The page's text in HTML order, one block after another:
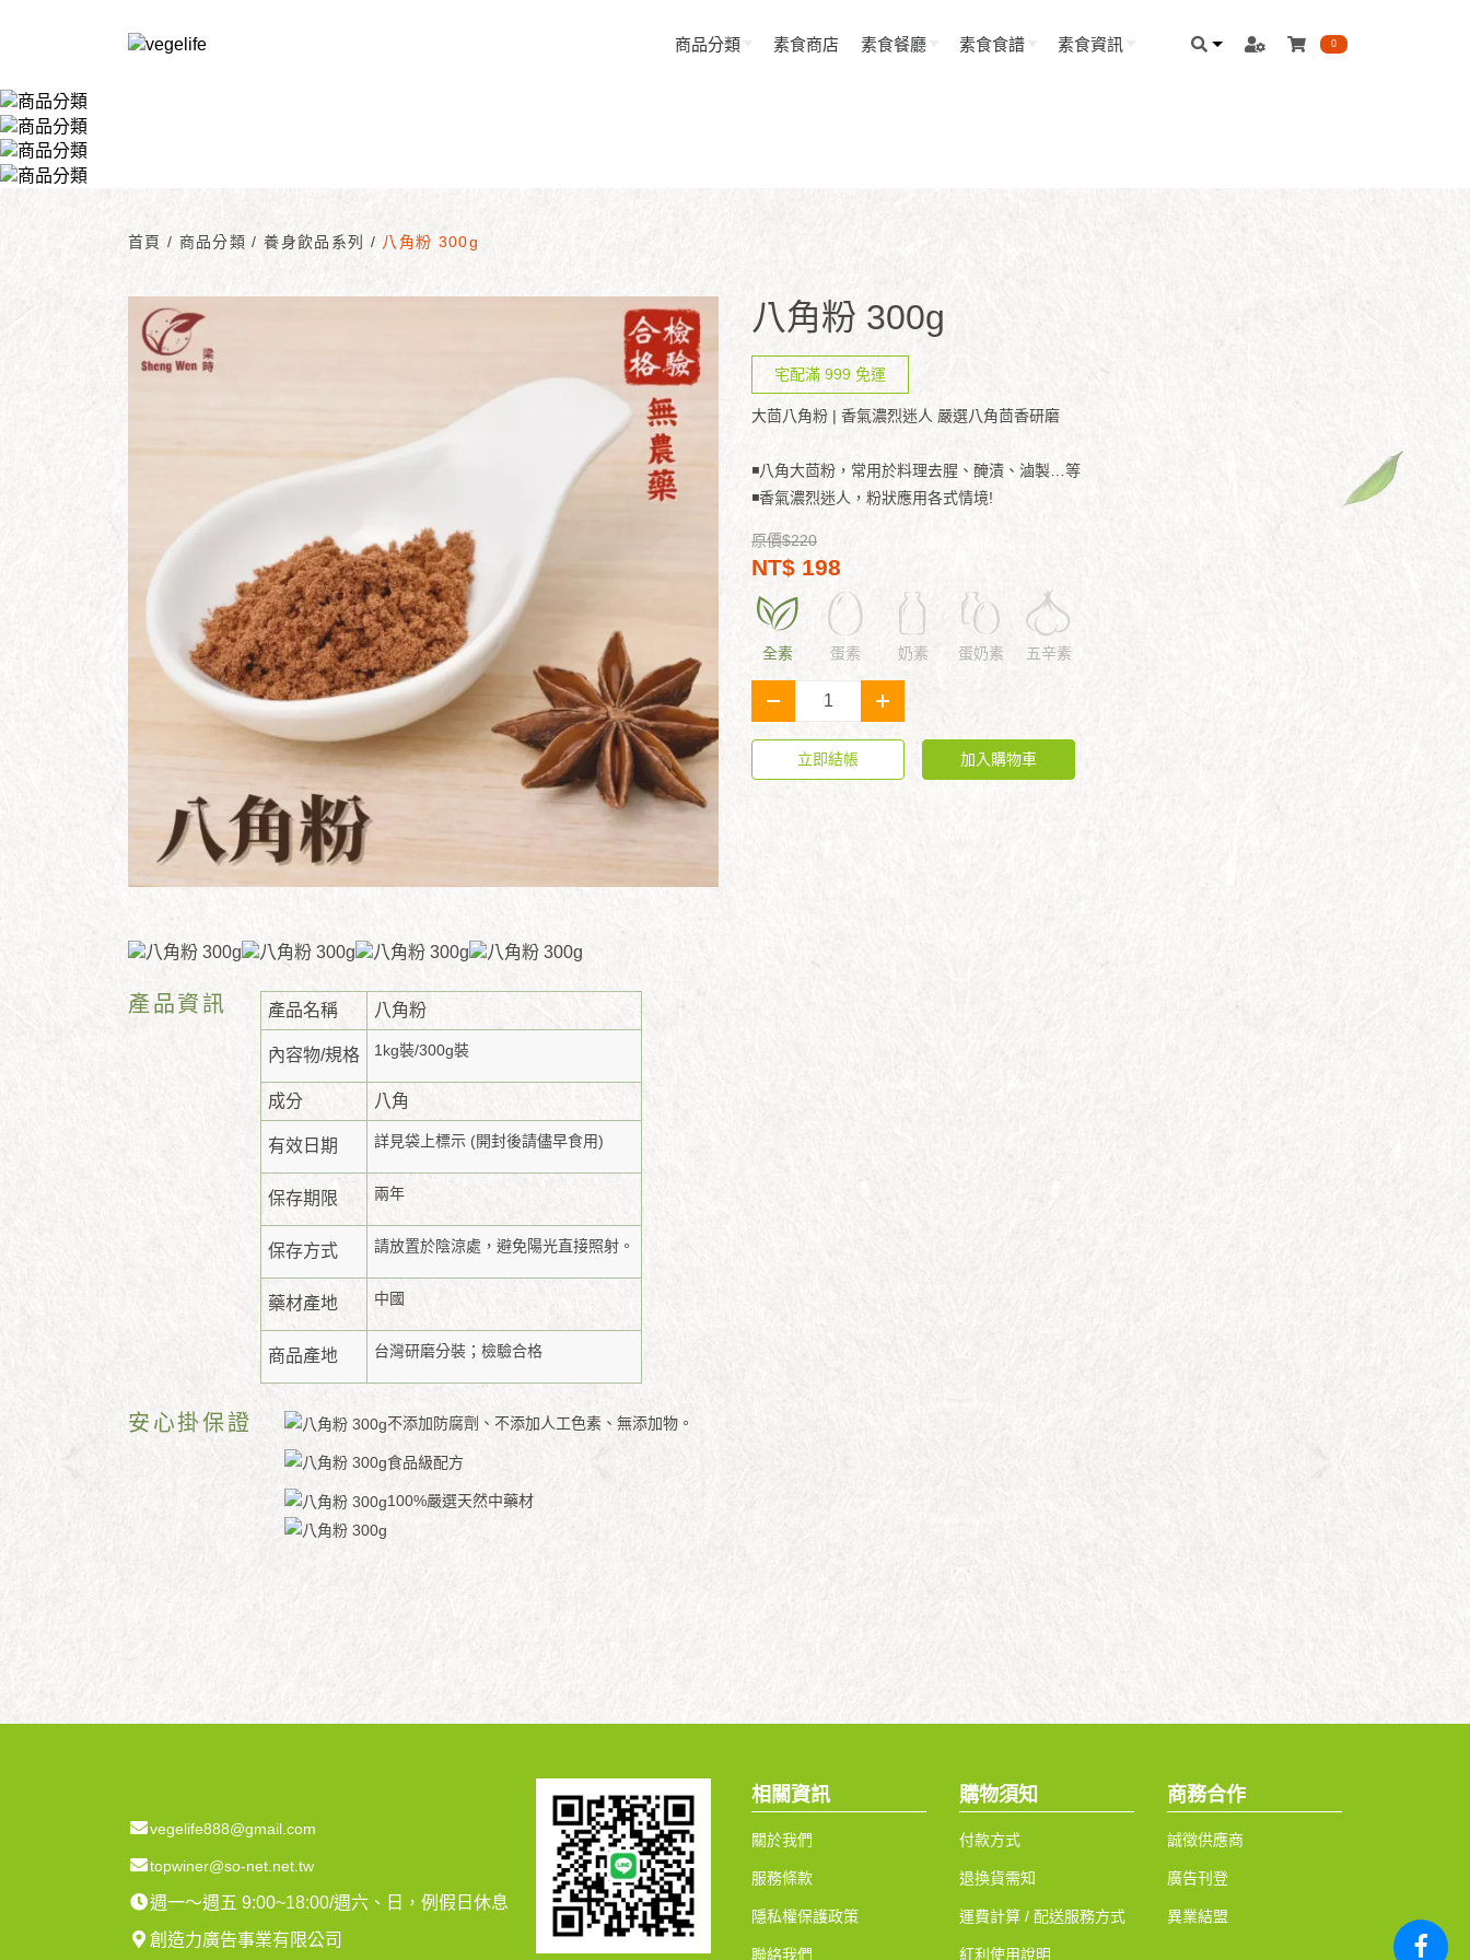
商品分類 素食商店 素食餐廳 素食食譜 素食資訊 0
首頁/ 商品分類/ 養身飲品系列 / 八角粉 300g
八角粉 300g
宅配滿 999 免運
大茴八角粉 | 香氣濃烈迷人 嚴選八角茴香研磨
◾八角大茴粉，常用於料理去腥、醃漬、滷製…等
◾香氣濃烈迷人，粉狀應用各式情境!
原價$220
NT$ 198
全素 蛋素 奶素 蛋奶素 五辛素
- +
立即結帳 加入購物車
產品資訊 產品名稱 八角粉
內容物/規格 1kg裝/300g裝
成分 八角
有效日期 詳見袋上標示 (開封後請儘早食用)
保存期限 兩年
保存方式 請放置於陰涼處，避免陽光直接照射。
藥材產地 中國
商品產地 台灣研磨分裝；檢驗合格
安心掛保證 不添加防腐劑、不添加人工色素、無添加物。
食品級配方
100%嚴選天然中藥材
vegelife888@gmail.com
topwiner@so-net.net.tw
週一～週五 9:00~18:00/週六、日，例假日休息
創造力廣告事業有限公司
相關資訊
關於我們
服務條款
隱私權保護政策
聯絡我們
購物須知
付款方式
退換貨需知
運費計算 / 配送服務方式
紅利使用說明
商務合作
誠徵供應商
廣告刊登
異業結盟